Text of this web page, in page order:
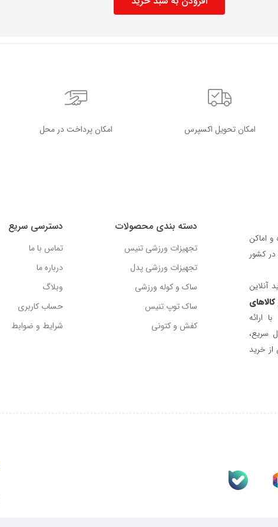
امکان تحویل اکسپرس امکان پرداخت در محل
و اماکن
کشور
ارائه
سریع،
خرید
دسته بندی محصولات
تجهیزات ورزشی تنیس
تجهیزات ورزشی پدل
ساک و کوله ورزشی
ساک توپ تنیس
کفش و کتونی
دسترسی سریع
تماس با ما
درباره ما
وبلاگ
حساب کاربری
شرایط و ضوابط